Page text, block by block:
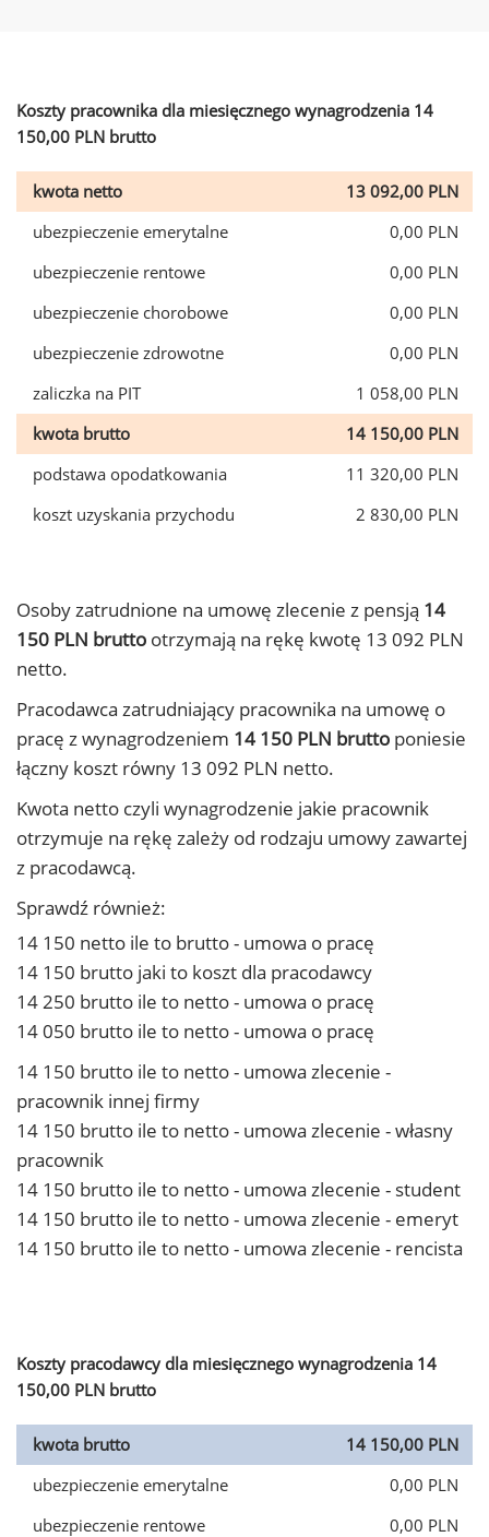
Koszty pracownika dla miesięcznego wynagrodzenia 14
150,00 PLN brutto
kwota netto
13 092,00 PLN
ubezpieczenie emerytalne
0,00 PLN
ubezpieczenie rentowe
0,00 PLN
ubezpieczenie chorobowe
0,00 PLN
ubezpieczenie zdrowotne
0,00 PLN
zaliczka na PIT
1 058,00 PLN
kwota brutto
14 150,00 PLN
podstawa opodatkowania
11 320,00 PLN
koszt uzyskania przychodu
2 830,00 PLN
Osoby zatrudnione na umowę zlecenie z pensją 14
150 PLN brutto otrzymają na rękę kwotę 13 092 PLN
netto.
Pracodawca zatrudniający pracownika na umowę o
pracę z wynagrodzeniem 14 150 PLN brutto poniesie
łączny koszt równy 13 092 PLN netto.
Kwota netto czyli wynagrodzenie jakie pracownik
otrzymuje na rękę zależy od rodzaju umowy zawartej
z pracodawcą.
Sprawdź również:
14 150 netto ile to brutto - umowa o pracę
14 150 brutto jaki to koszt dla pracodawcy
14 250 brutto ile to netto - umowa o pracę
14 050 brutto ile to netto - umowa o pracę
14 150 brutto ile to netto - umowa zlecenie -
pracownik innej firmy
14 150 brutto ile to netto - umowa zlecenie - własny
pracownik
14 150 brutto ile to netto - umowa zlecenie - student
14 150 brutto ile to netto - umowa zlecenie - emeryt
14 150 brutto ile to netto - umowa zlecenie - rencista
Koszty pracodawcy dla miesięcznego wynagrodzenia 14
150,00 PLN brutto
kwota brutto
14 150,00 PLN
ubezpieczenie emerytalne
0,00 PLN
ubezpieczenie rentowe
0,00 PLN